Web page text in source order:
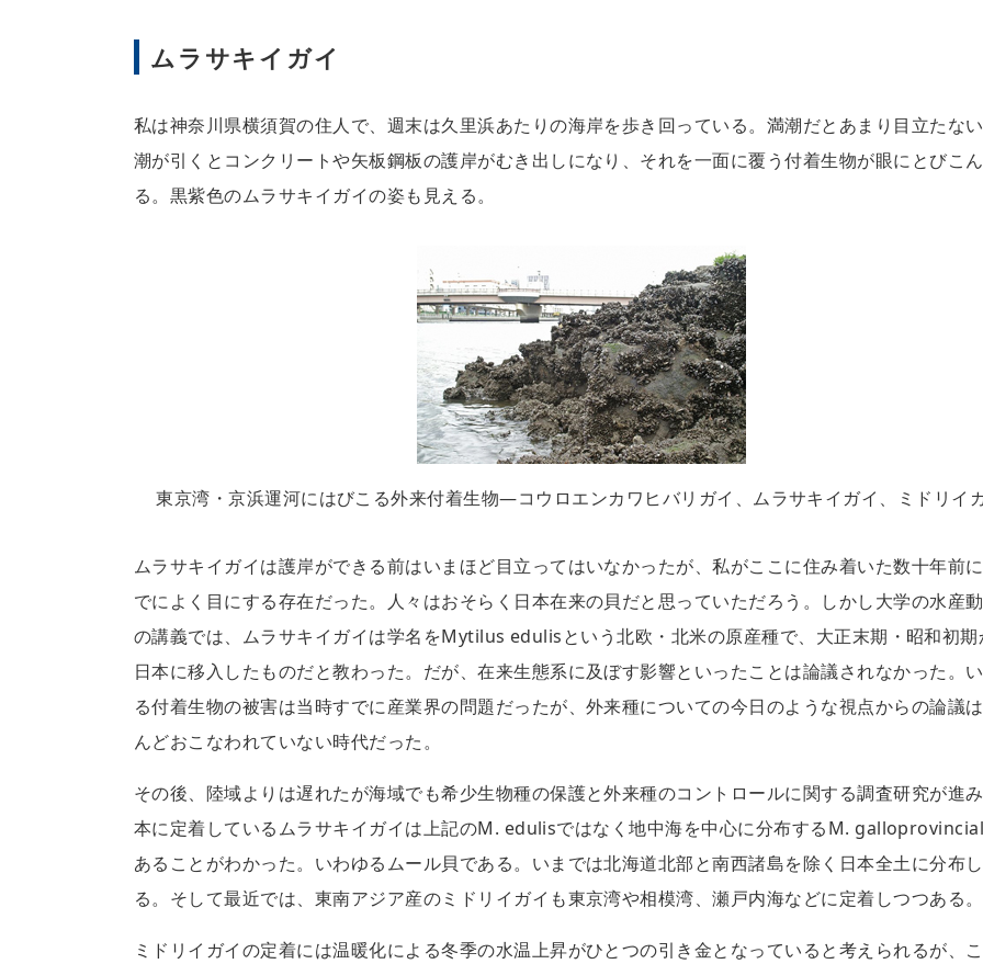
ムラサキイガイ
私は神奈川県横須賀の住人で、週末は久里浜あたりの海岸を歩き回っている。満潮だとあまり目立たない
潮が引くとコンクリートや矢板鋼板の護岸がむき出しになり、それを一面に覆う付着生物が眼にとびこん
る。黒紫色のムラサキイガイの姿も見える。
東京湾・京浜運河にはびこる外来付着生物―コウロエンカワヒバリガイ、ムラサキイガイ、ミドリイ
ムラサキイガイは護岸ができる前はいまほど目立ってはいなかったが、私がここに住み着いた数十年前
でによく目にする存在だった。人々はおそらく日本在来の貝だと思っていただろう。しかし大学の水産
の講義では、ムラサキイガイは学名をMytilus edulisという北欧・北米の原産種で、大正末期・昭和初期
日本に移入したものだと教わった。だが、在来生態系に及ぼす影響といったことは論議されなかった。
る付着生物の被害は当時すでに産業界の問題だったが、外来種についての今日のような視点からの論議
んどおこなわれていない時代だった。
その後、陸域よりは遅れたが海域でも希少生物種の保護と外来種のコントロールに関する調査研究が進
本に定着しているムラサキイガイは上記のM. edulisではなく地中海を中心に分布するM.
あることがわかった。いわゆるムール貝である。いまでは北海道北部と南西諸島を除く日本全土に分布
る。そして最近では、東南アジア産のミドリイガイも東京湾や相模湾、瀬戸内海などに定着しつつある。
ミドリイガイの定着には温暖化による冬季の水温上昇がひとつの引き金となっていると考えられるが、